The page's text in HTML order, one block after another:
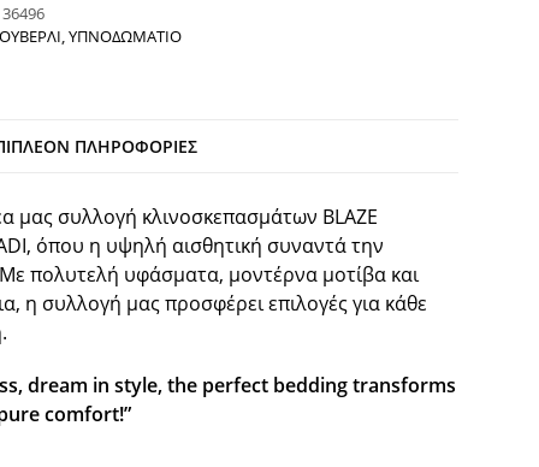
36496
,ΥΠΝΟΔΩΜΑΤΙΟ
ΠΛΗΡΟΦΟΡΊΕΣ
μας συλλογή κλινοσκεπασμάτων BLAZE
όπου η υψηλή αισθητική συναντά την
πολυτελή υφάσματα, μοντέρνα μοτίβα και
η συλλογή μας προσφέρει επιλογές για κάθε
dream in style, the perfect bedding transforms
comfort!”